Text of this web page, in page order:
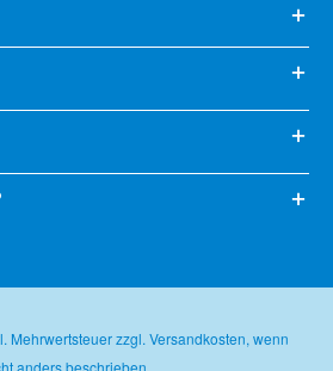
Mehrwertsteuer zzgl. Versandkosten, wenn